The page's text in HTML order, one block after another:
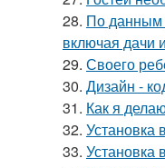
28. По данным
включая дачи
29. Своего
30. Дизайн -
31. Как я
32. Установка
33. Установка